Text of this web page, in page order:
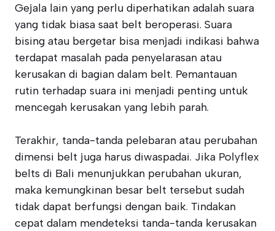
Gejala lain yang perlu diperhatikan adalah suara
yang tidak biasa saat belt beroperasi. Suara
bising atau bergetar bisa menjadi indikasi bahwa
terdapat masalah pada penyelarasan atau
kerusakan di bagian dalam belt. Pemantauan
rutin terhadap suara ini menjadi penting untuk
mencegah kerusakan yang lebih parah.
Terakhir, tanda-tanda pelebaran atau perubahan
dimensi belt juga harus diwaspadai. Jika Polyflex
belts di Bali menunjukkan perubahan ukuran,
maka kemungkinan besar belt tersebut sudah
tidak dapat berfungsi dengan baik. Tindakan
cepat dalam mendeteksi tanda-tanda kerusakan